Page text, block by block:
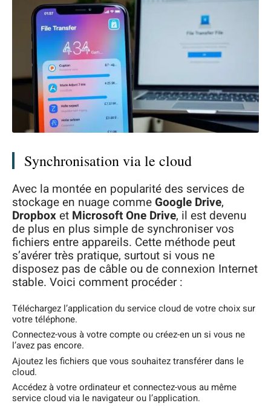
Synchronisation via le cloud
Avec la montée en popularité des services de
stockage en nuage commeGoogle Drive,
Dropboxet Microsoft One Drive, il est devenu
de plus en plus simple de synchroniser vos
fichiers entre appareils. Cette méthode peut
s’avérer très pratique, surtout si vous ne
disposez pas de câble ou de connexion Internet
stable. Voici comment procéder :
Téléchargez l’application du service cloud de votre choix sur
votre téléphone.
Connectez-vous à votre compte ou créez-en un si vous ne
l’avez pas encore.
Ajoutez les fichiers que vous souhaitez transférer dans le
cloud.
Accédez à votre ordinateur et connectez-vous au même
service cloud via le navigateur ou l’application.